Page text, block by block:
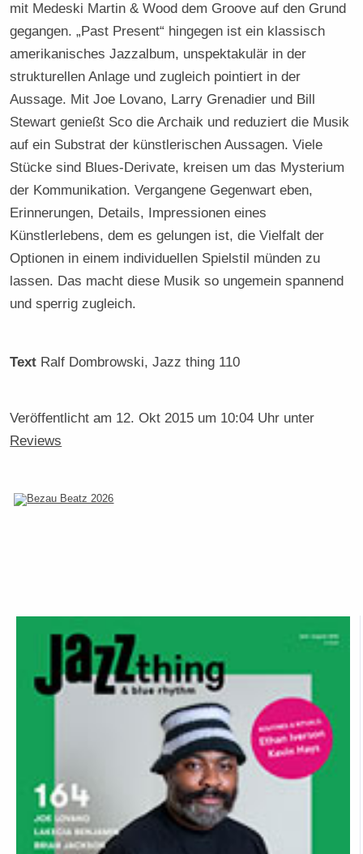
mit Medeski Martin & Wood dem Groove auf den Grund
gegangen. „Past Present“ hingegen ist ein klassisch
amerikanisches Jazzalbum, unspektakulär in der
strukturellen Anlage und zugleich pointiert in der
Aussage. Mit Joe Lovano, Larry Grenadier und Bill
Stewart genießt Sco die Archaik und reduziert die Musik
auf ein Substrat der künstlerischen Aussagen. Viele
Stücke sind Blues-Derivate, kreisen um das Mysterium
der Kommunikation. Vergangene Gegenwart eben,
Erinnerungen, Details, Impressionen eines
Künstlerlebens, dem es gelungen ist, die Vielfalt der
Optionen in einem individuellen Spielstil münden zu
lassen. Das macht diese Musik so ungemein spannend
und sperrig zugleich.
Text Ralf Dombrowski, Jazz thing 110
Veröffentlicht am 12. Okt 2015 um 10:04 Uhr unter
Reviews